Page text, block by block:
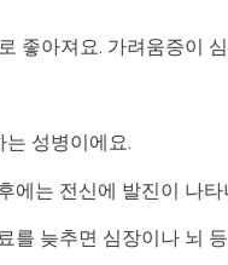
좋아져요. 가려움증이
성병이에요.
에는 전신에 발진이 나
를 늦추면 심장이나 뇌